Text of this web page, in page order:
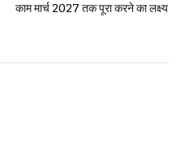
काम मार्च 2027 तक पूरा करने का लक्ष्य